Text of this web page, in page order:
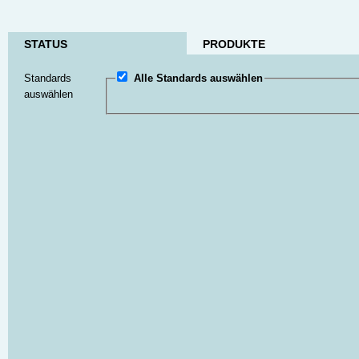
STATUS PRODUKTE
Standards
auswählen
Alle Standards auswählen